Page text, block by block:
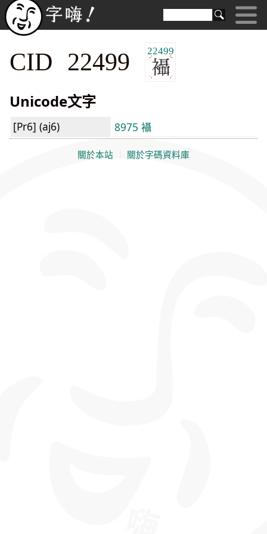
CID 22499 22499
Unicode文字
[Pr6] (aj6) 8975 襵
關於本站 關於字碼資料庫